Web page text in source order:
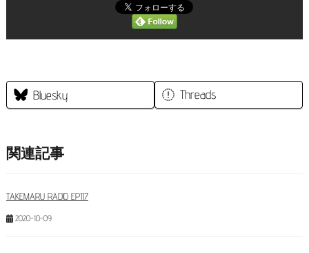
Bluesky Threads
関連記事
TAKEMARU RADIO EP117
2020-10-09